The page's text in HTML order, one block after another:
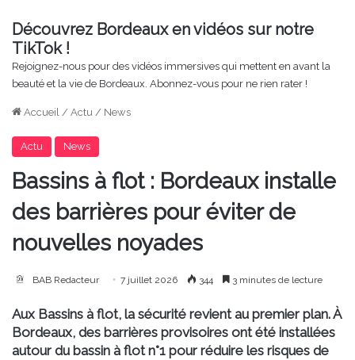
Découvrez Bordeaux en vidéos sur notre
TikTok !
Rejoignez-nous pour des vidéos immersives qui mettent en avant la
beauté et la vie de Bordeaux. Abonnez-vous pour ne rien rater !
Accueil / Actu / News
Actu News
Bassins à flot : Bordeaux installe
des barrières pour éviter de
nouvelles noyades
BAB Redacteur 7 juillet 2026 344 3 minutes de lecture
Aux Bassins à flot, la sécurité revient au premier plan. À
Bordeaux, des barrières provisoires ont été installées
autour du bassin à flot n°1 pour réduire les risques de